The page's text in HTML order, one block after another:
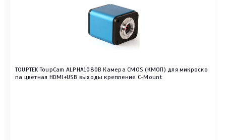
TOUPTEK ToupCam ALPHA1080B Камера CMOS (КМОП) для микроско
па цветная HDMI+USB выходы крепление C-Mount